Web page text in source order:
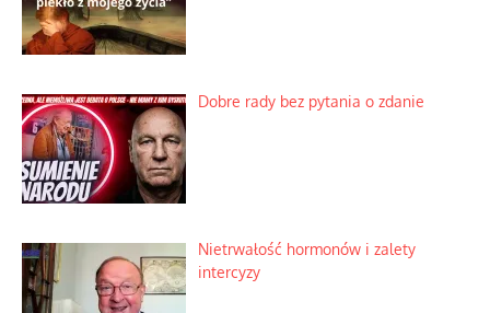
Dobre rady bez pytania o zdanie
Nietrwałość hormonów i zalety
intercyzy